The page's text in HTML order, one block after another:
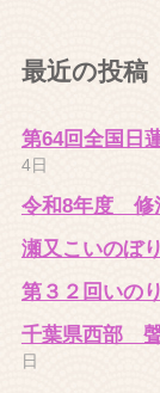
最近の投稿
第64回全国日
4日
令和8年度
瀬又こいの
第３２回いの
千葉県西部
日